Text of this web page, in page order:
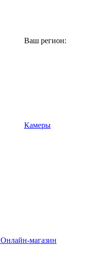
Ваш регион:
Камеры
Онлайн-магазин